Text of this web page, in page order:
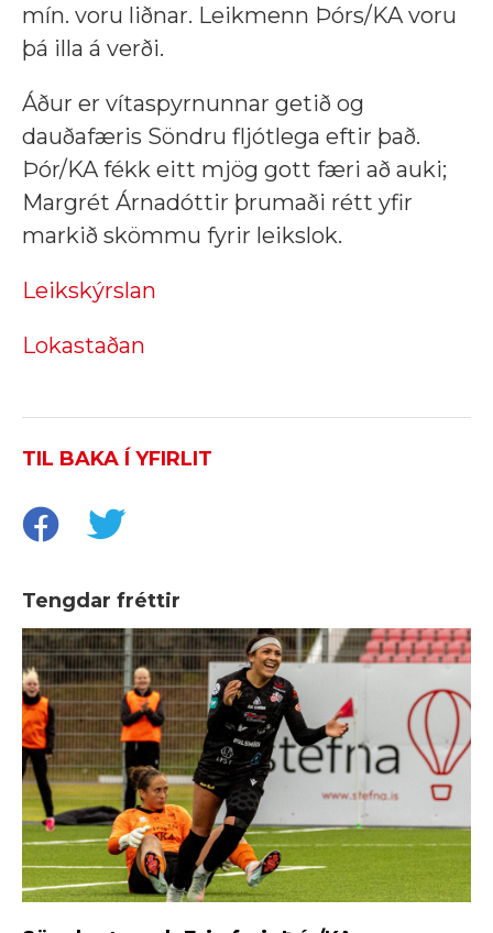
mín. voru liðnar. Leikmenn Þórs/KA voru
þá illa á verði.
Áður er vítaspyrnunnar getið og
dauðafæris Söndru fljótlega eftir það.
Þór/KA fékk eitt mjög gott færi að auki;
Margrét Árnadóttir þrumaði rétt yfir
markið skömmu fyrir leikslok.
Leikskýrslan
Lokastaðan
TIL BAKA Í YFIRLIT
Tengdar fréttir